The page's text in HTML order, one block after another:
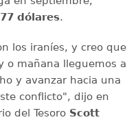
dólares.
los iraníes, y creo que
o mañana lleguemos a
y avanzar hacia una
conflicto", dijo en
del Tesoro Scott